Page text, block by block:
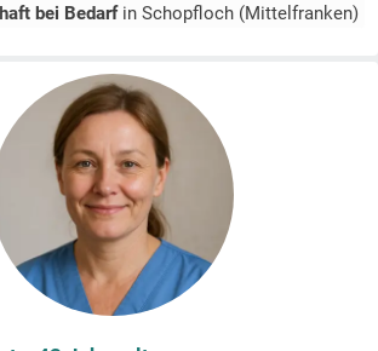
bei Bedarfin Schopfloch (Mittelfranken)